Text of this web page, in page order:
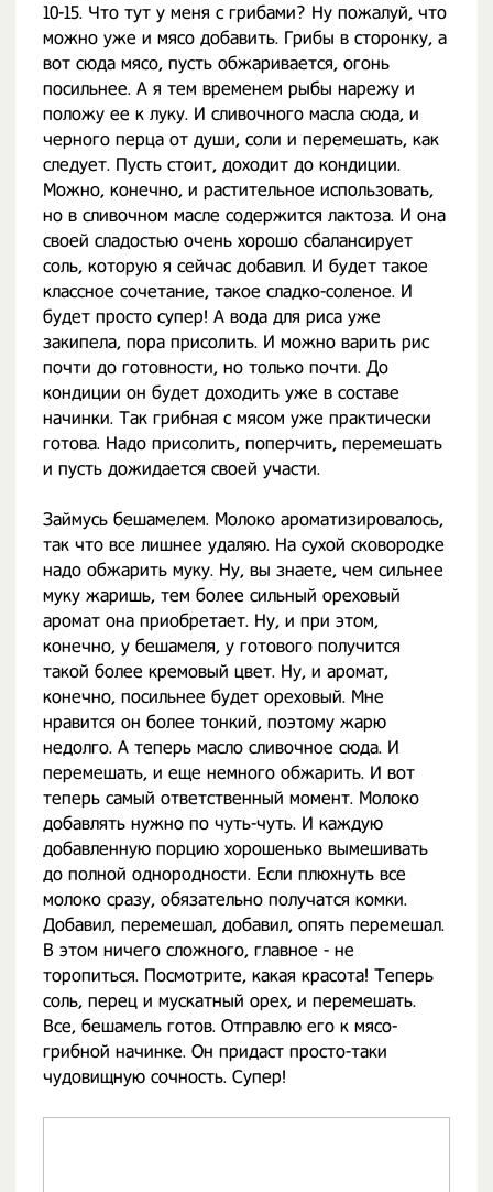
10-15. Что тут у меня с грибами? Ну пожалуй, что
можно уже и мясо добавить. Грибы в сторонку, а
вот сюда мясо, пусть обжаривается, огонь
посильнее. А я тем временем рыбы нарежу и
положу ее к луку. И сливочного масла сюда, и
черного перца от души, соли и перемешать, как
следует. Пусть стоит, доходит до кондиции.
Можно, конечно, и растительное использовать,
но в сливочном масле содержится лактоза. И она
своей сладостью очень хорошо сбалансирует
соль, которую я сейчас добавил. И будет такое
классное сочетание, такое сладко-соленое. И
будет просто супер! А вода для риса уже
закипела, пора присолить. И можно варить рис
почти до готовности, но только почти. До
кондиции он будет доходить уже в составе
начинки. Так грибная с мясом уже практически
готова. Надо присолить, поперчить, перемешать
и пусть дожидается своей участи.
Займусь бешамелем. Молоко ароматизировалось,
так что все лишнее удаляю. На сухой сковородке
надо обжарить муку. Ну, вы знаете, чем сильнее
муку жаришь, тем более сильный ореховый
аромат она приобретает. Ну, и при этом,
конечно, у бешамеля, у готового получится
такой более кремовый цвет. Ну, и аромат,
конечно, посильнее будет ореховый. Мне
нравится он более тонкий, поэтому жарю
недолго. А теперь масло сливочное сюда. И
перемешать, и еще немного обжарить. И вот
теперь самый ответственный момент. Молоко
добавлять нужно по чуть-чуть. И каждую
добавленную порцию хорошенько вымешивать
до полной однородности. Если плюхнуть все
молоко сразу, обязательно получатся комки.
Добавил, перемешал, добавил, опять перемешал.
В этом ничего сложного, главное - не
торопиться. Посмотрите, какая красота! Теперь
соль, перец и мускатный орех, и перемешать.
Все, бешамель готов. Отправлю его к мясо-
грибной начинке. Он придаст просто-таки
чудовищную сочность. Супер!